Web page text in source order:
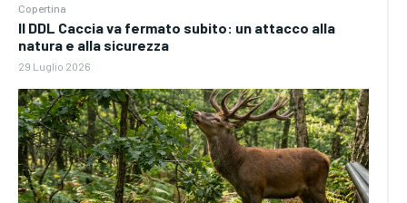
Copertina
Il DDL Caccia va fermato subito: un attacco alla
natura e alla sicurezza
29 Luglio 2026